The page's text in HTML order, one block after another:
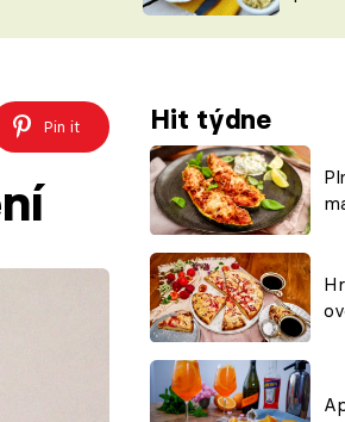
ŠÉFREDAKTORKY
ČASOPIS
Pin it Hit týdne